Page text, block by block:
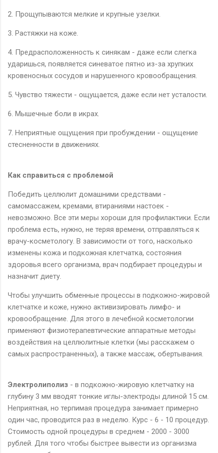
2. Прощупываются мелкие и крупные узелки.
3. Растяжки на коже.
4. Предрасположенность к синякам - даже если слегка
ударишься, появляется синеватое пятно из-за хрупких
кровеносных сосудов и нарушенного кровообращения.
5. Чувство тяжести - ощущается, даже если нет усталости.
6. Мышечные боли в икрах.
7. Неприятные ощущения при пробуждении - ощущение
стесненности в движениях.
Как справиться с проблемой
Победить целлюлит домашними средствами -
самомассажем, кремами, втираниями настоек -
невозможно. Все эти меры хороши для профилактики. Если
проблема есть, нужно, не теряя времени, отправляться к
врачу-косметологу. В зависимости от того, насколько
изменены кожа и подкожная клетчатка, состояния
здоровья всего организма, врач подбирает процедуры и
назначит диету.
Чтобы улучшить обменные процессы в подкожно-жировой
клетчатке и коже, нужно активизировать лимфо- и
кровообращение. Для этого в лечебной косметологии
применяют физиотерапевтические аппаратные методы
воздействия на целлюлитные клетки (мы расскажем о
самых распространенных), а также массаж, обертывания.
Электролиполиз - в подкожно-жировую клетчатку на
глубину 3 мм вводят тонкие иглы-электроды длиной 15 см.
Неприятная, но терпимая процедура занимает примерно
один час, проводится раз в неделю. Курс - 6 - 10 процедур.
Стоимость одной процедуры в среднем - 2000 - 3000
рублей. Для того чтобы быстрее вывести из организма